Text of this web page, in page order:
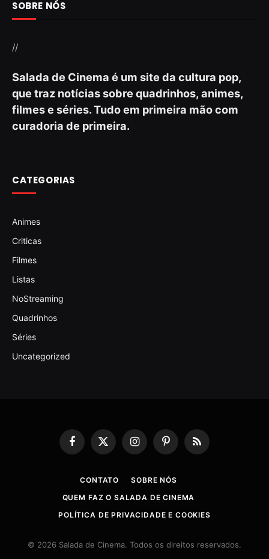
SOBRE NÓS
//
Salada de Cinema é um site da cultura pop,
que traz notícias sobre quadrinhos, animes,
filmes e séries. Tudo em primeira mão com
curadoria de primeira.
CATEGORIAS
Animes
Criticas
Filmes
Listas
NoStreaming
Quadrinhos
Séries
Uncategorized
Facebook
X
InstagramPinterestRSS
CONTATO
SOBRE NÓS
QUEM FAZ O SALADA DE CINEMA
POLÍTICA DE PRIVACIDADE E COOKIES
© 2026 Salada de Cinema. Todos os direitos reservados.